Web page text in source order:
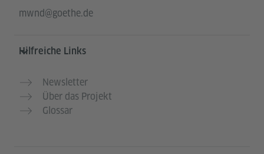
mwnd@goethe.de
Hilfreiche Links
Newsletter
Über das Projekt
Glossar